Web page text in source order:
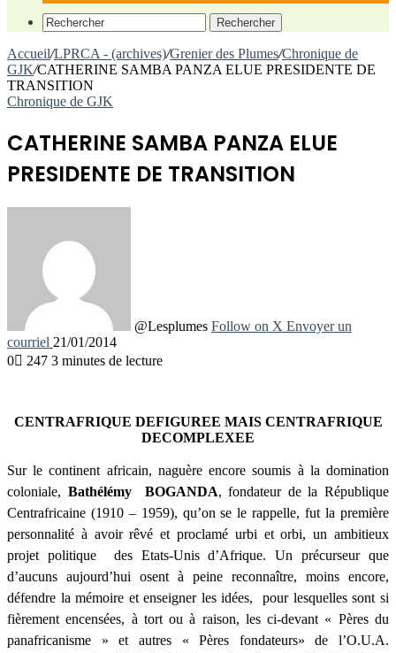
Rechercher
Accueil/LPRCA - (archives)/Grenier des Plumes/Chronique de
GJK/CATHERINE SAMBA PANZA ELUE PRESIDENTE DE
TRANSITION
Chronique de GJK
CATHERINE SAMBA PANZA ELUE
PRESIDENTE DE TRANSITION
@Lesplumes Follow on X Envoyer un
courriel 21/01/2014
0
247 3 minutes de lecture
CENTRAFRIQUE DEFIGUREE MAIS CENTRAFRIQUE
DECOMPLEXEE
Sur le continent africain, naguère encore soumis à la domination
coloniale, Bathélémy BOGANDA, fondateur de la République
Centrafricaine (1910 – 1959), qu’on se le rappelle, fut la première
personnalité à avoir rêvé et proclamé urbi et orbi, un ambitieux
projet politique des Etats-Unis d’Afrique. Un précurseur que
d’aucuns aujourd’hui osent à peine reconnaître, moins encore,
défendre la mémoire et enseigner les idées, pour lesquelles sont si
fièrement encensées, à tort ou à raison, les ci-devant « Pères du
panafricanisme » et autres « Pères fondateurs» de l’O.U.A.